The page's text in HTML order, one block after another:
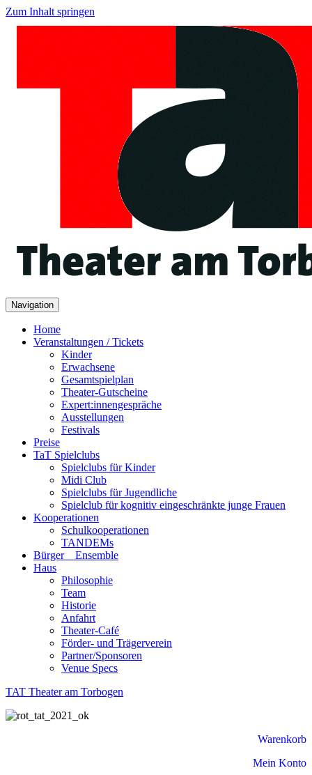
Zum Inhalt springen
Navigation
Home
Veranstaltungen / Tickets
Kinder
Erwachsene
Gesamtspielplan
Theater-Gutscheine
Expert:innengespräche
Ausstellungen
Festivals
Preise
TaT Spielclubs
Spielclubs für Kinder
Midi Club
Spielclubs für Jugendliche
Spielclub für kognitiv eingeschränkte junge Frauen
Kooperationen
Schulkooperationen
TANDEMs
Bürger__Ensemble
Haus
Philosophie
Team
Historie
Anfahrt
Theater-Café
Förder- und Trägerverein
Partner/Sponsoren
Venue Specs
TAT Theater am Torbogen
Warenkorb
Mein Konto